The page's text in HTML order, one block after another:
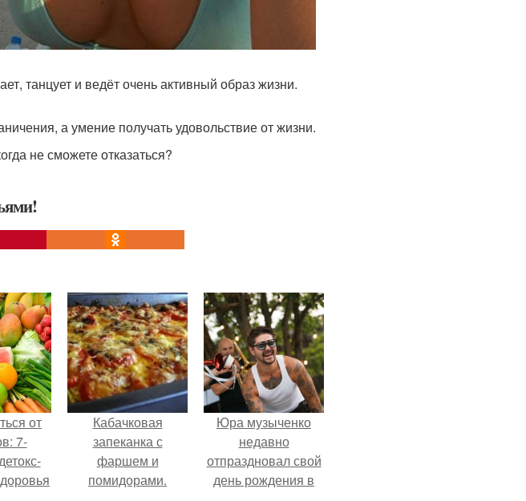
танцует и ведёт очень активный образ жизни.
а умение получать удовольствие от жизни.
не сможете отказаться?
от
7-
Кабачковая
запеканка с
фаршем и
помидорами.
Юра музыченко
недавно
отпраздновал свой
день рождения в